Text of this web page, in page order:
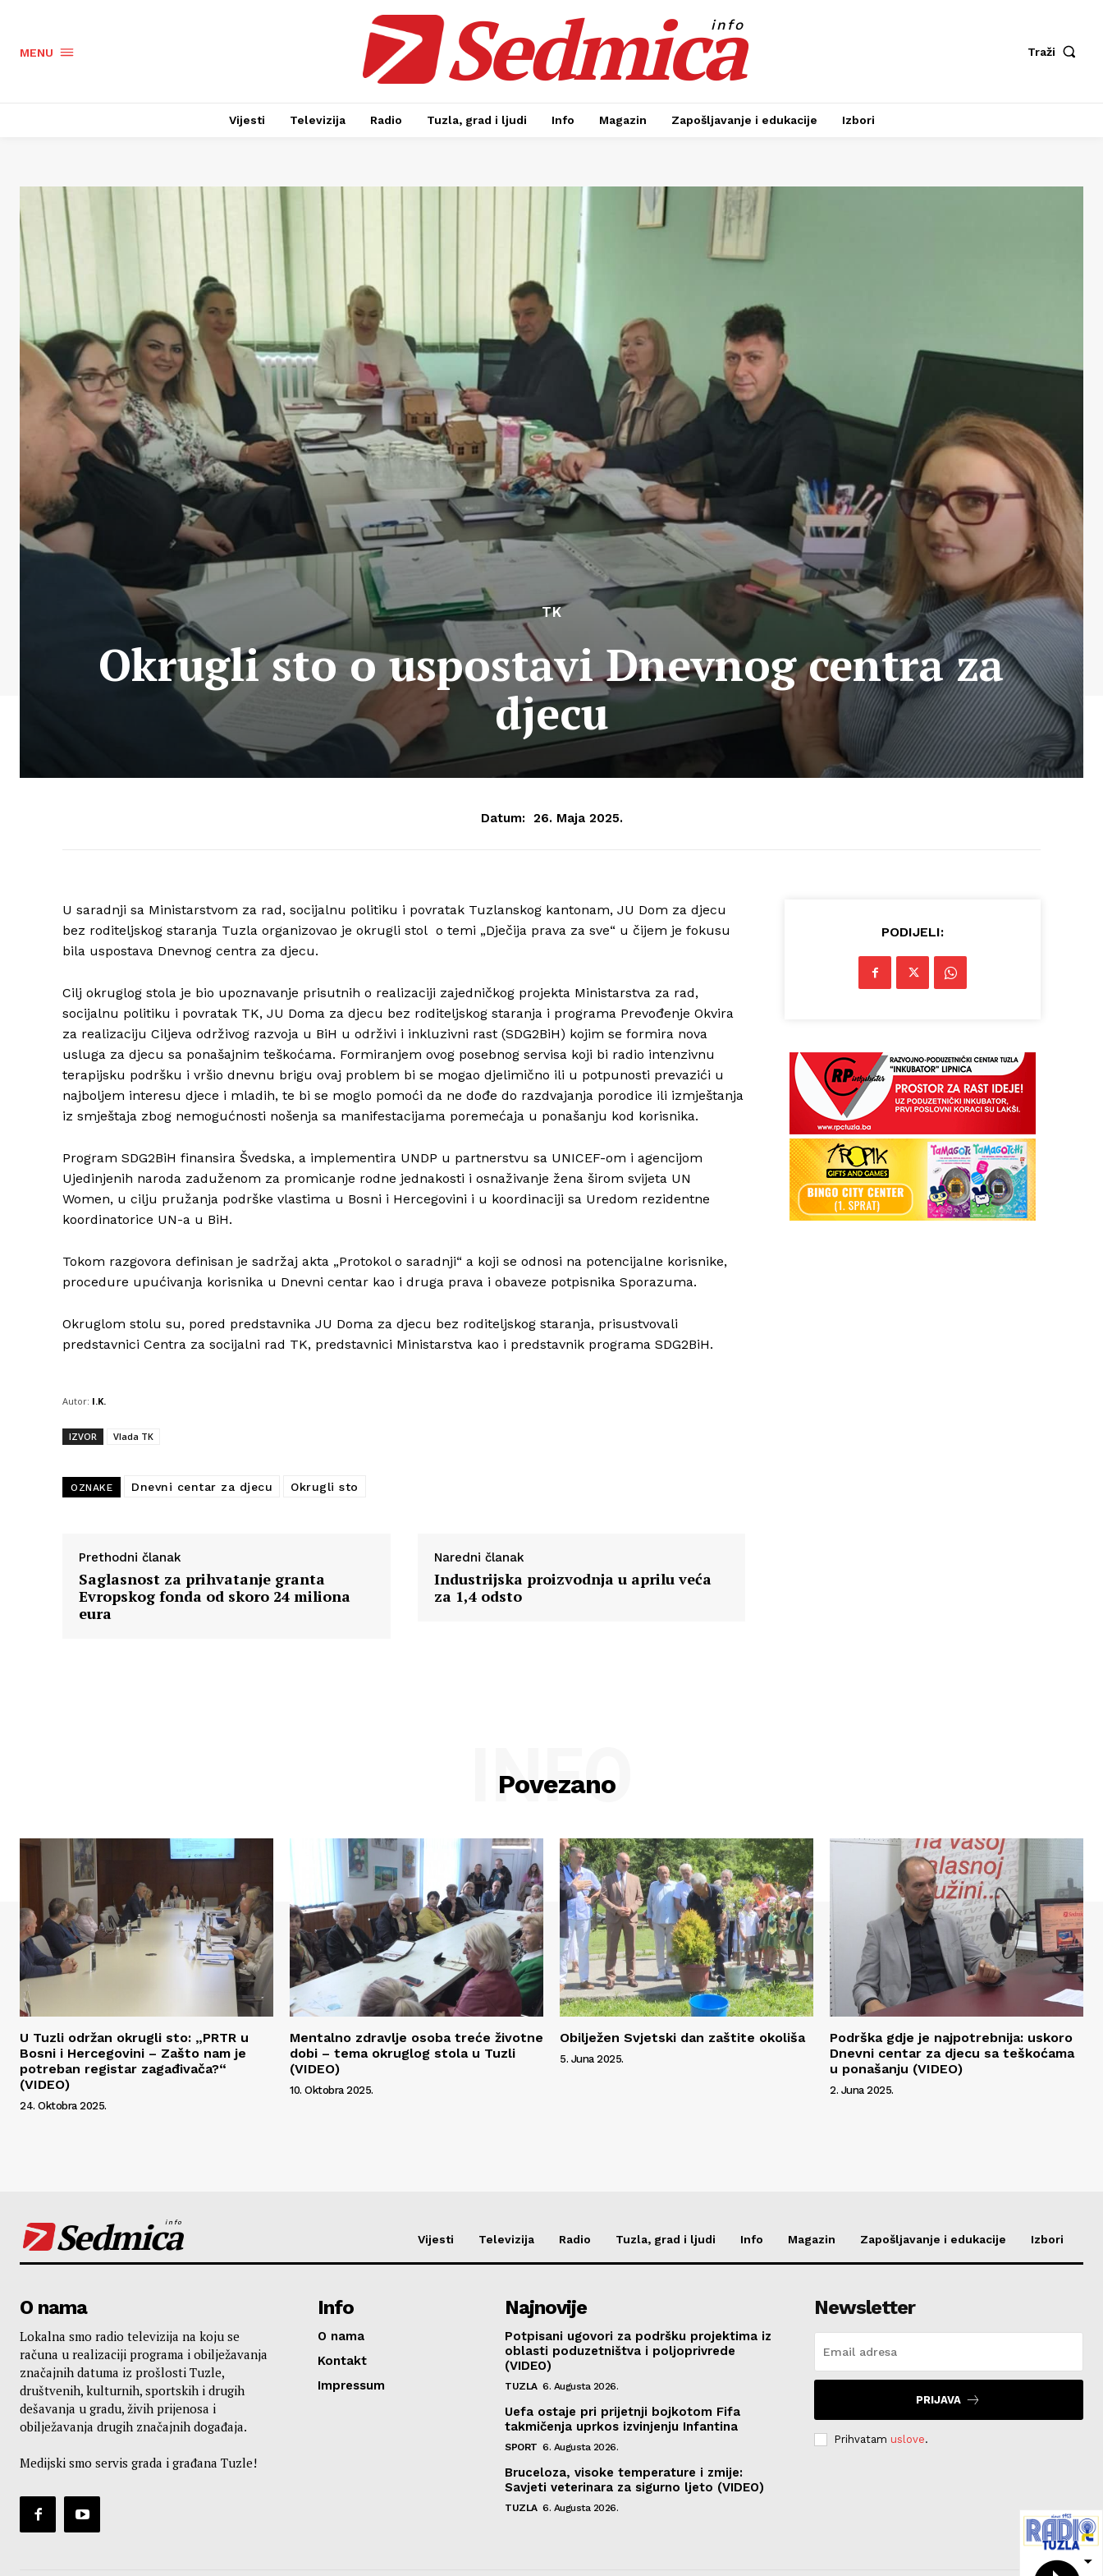
Info
Kontakt
Impressum
MENU Sedmica
info
Traži
Vijesti Televizija Radio Tuzla, grad i ljudi Info Magazin Zapošljavanje i edukacije Izbori
TK
Okrugli sto o uspostavi Dnevnog centra za
djecu
Datum: 26. Maja 2025.
U saradnji sa Ministarstvom za rad, socijalnu politiku i povratak Tuzlanskog kantonam, JU Dom za djecu
bez roditeljskog staranja Tuzla organizovao je okrugli stol o temi „Dječija prava za sve“ u čijem je fokusu
bila uspostava Dnevnog centra za djecu.
Cilj okruglog stola je bio upoznavanje prisutnih o realizaciji zajedničkog projekta Ministarstva za rad,
socijalnu politiku i povratak TK, JU Doma za djecu bez roditeljskog staranja i programa Prevođenje Okvira
za realizaciju Ciljeva održivog razvoja u BiH u održivi i inkluzivni rast (SDG2BiH) kojim se formira nova
usluga za djecu sa ponašajnim teškoćama. Formiranjem ovog posebnog servisa koji bi radio intenzivnu
terapijsku podršku i vršio dnevnu brigu ovaj problem bi se mogao djelimično ili u potpunosti prevazići u
najboljem interesu djece i mladih, te bi se moglo pomoći da ne dođe do razdvajanja porodice ili izmještanja
iz smještaja zbog nemogućnosti nošenja sa manifestacijama poremećaja u ponašanju kod korisnika.
Program SDG2BiH finansira Švedska, a implementira UNDP u partnerstvu sa UNICEF-om i agencijom
Ujedinjenih naroda zaduženom za promicanje rodne jednakosti i osnaživanje žena širom svijeta UN
Women, u cilju pružanja podrške vlastima u Bosni i Hercegovini i u koordinaciji sa Uredom rezidentne
koordinatorice UN-a u BiH.
Tokom razgovora definisan je sadržaj akta „Protokol o saradnji“ a koji se odnosi na potencijalne korisnike,
procedure upućivanja korisnika u Dnevni centar kao i druga prava i obaveze potpisnika Sporazuma.
Okruglom stolu su, pored predstavnika JU Doma za djecu bez roditeljskog staranja, prisustvovali
predstavnici Centra za socijalni rad TK, predstavnici Ministarstva kao i predstavnik programa SDG2BiH.
Autor: I.K.
IZVOR Vlada TK
OZNAKE Dnevni centar za djecu Okrugli sto
Prethodni članak
Saglasnost za prihvatanje granta
Evropskog fonda od skoro 24 miliona
eura
Naredni članak
Industrijska proizvodnja u aprilu veća
za 1,4 odsto
PODIJELI:
Povezano
INFO
U Tuzli održan okrugli sto: „PRTR u
Bosni i Hercegovini – Zašto nam je
potreban registar zagađivača?“
(VIDEO)
24. Oktobra 2025.
Mentalno zdravlje osoba treće životne
dobi – tema okruglog stola u Tuzli
(VIDEO)
10. Oktobra 2025.
Obilježen Svjetski dan zaštite okoliša
5. Juna 2025.
Podrška gdje je najpotrebnija: uskoro
Dnevni centar za djecu sa teškoćama
u ponašanju (VIDEO)
2. Juna 2025.
Sedmica
info
Vijesti Televizija Radio Tuzla, grad i ljudi Info Magazin Zapošljavanje i edukacije Izbori
O nama
Lokalna smo radio televizija na koju se
računa u realizaciji programa i obilježavanja
značajnih datuma iz prošlosti Tuzle,
društvenih, kulturnih, sportskih i drugih
dešavanja u gradu, živih prijenosa i
obilježavanja drugih značajnih događaja.
Medijski smo servis grada i građana Tuzle!
Info
O nama
Kontakt
Impressum
Najnovije
Potpisani ugovori za podršku projektima iz
oblasti poduzetništva i poljoprivrede
(VIDEO)
TUZLA 6. Augusta 2026.
Uefa ostaje pri prijetnji bojkotom Fifa
takmičenja uprkos izvinjenju Infantina
SPORT 6. Augusta 2026.
Bruceloza, visoke temperature i zmije:
Savjeti veterinara za sigurno ljeto (VIDEO)
TUZLA 6. Augusta 2026.
Newsletter
PRIJAVA
Prihvatam uslove.